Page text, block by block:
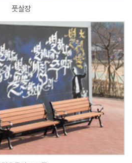
풋살장